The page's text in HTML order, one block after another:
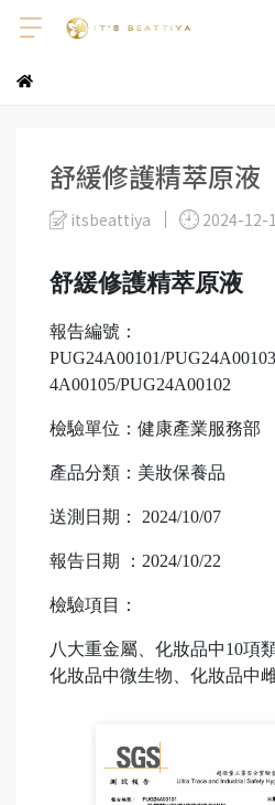
舒緩修護精萃原液
itsbeattiya 2024-12-
舒緩修護精萃原液
報告編號：
PUG24A00101/
4A00105/PUG24A00102
檢驗單位：健康產業服務部
產品分類：美妝保養品
送測日期： 2024/10/07
報告日期 ：2024/10/22
檢驗項目：
八大重金屬、化妝品中10項
化妝品中微生物、化妝品中